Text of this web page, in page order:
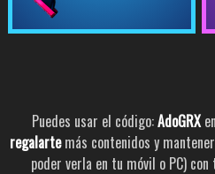
Puedes usar el código:AdoGRX
regalartemás contenidos y
poder verla en tu móvil o PC)